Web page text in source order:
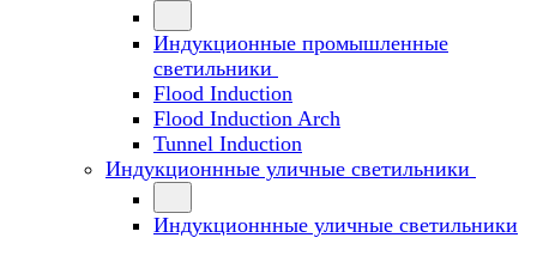
Индукционные промышленные
светильники
Flood Induction
Flood Induction Arch
Tunnel Induction
Индукционнные уличные светильники
Индукционнные уличные светильники